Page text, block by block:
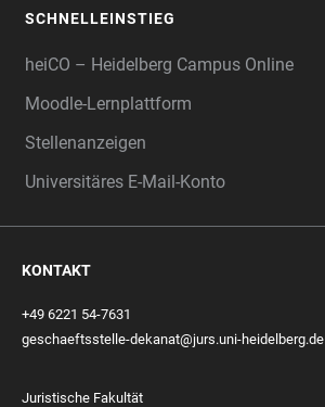
SCHNELLEINSTIEG
heiCO – Heidelberg Campus Online
Moodle-Lernplattform
Stellenanzeigen
Universitäres E-Mail-Konto
KONTAKT
+49 6221 54-7631
geschaeftsstelle-dekanat@jurs.uni-heidelberg.de
Juristische Fakultät